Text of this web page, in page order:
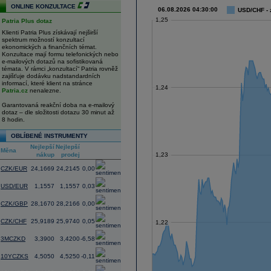
ONLINE KONZULTACE
Patria Plus dotaz
Klienti Patria Plus získávají nejširší
spektrum možností konzultací
ekonomických a finančních témat.
Konzultace mají formu telefonických nebo
e-mailových dotazů na sofistikovaná
témata. V rámci „konzultací“ Patria rovněž
zajišťuje dodávku nadstandardních
informací, které klient na stránce
Patria.cz nenalezne.
Garantovaná reakční doba na e-mailový
dotaz – dle složitosti dotazu 30 minut až
8 hodin.
OBLÍBENÉ INSTRUMENTY
Měna
Nejlepší
nákup
Nejlepší
prodej
CZK/EUR 24,1669 24,2145 0,00
USD/EUR 1,1557 1,1557 0,03
CZK/GBP 28,1670 28,2166 0,00
CZK/CHF 25,9189 25,9740 0,05
3MCZKD 3,3900 3,4200-6,58
10YCZKS 4,5050 4,5250 -0,11
1,22
1,23
1,24
1,25
06.08.2026 04:30:00 USD/CHF